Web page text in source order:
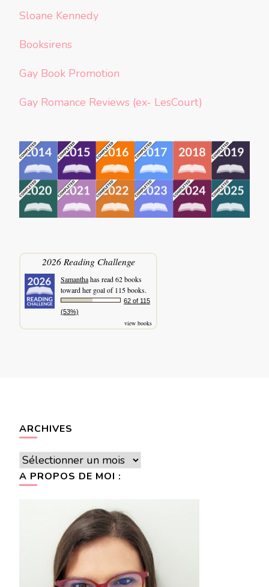
Sloane Kennedy
Booksirens
Gay Book Promotion
Gay Romance Reviews (ex- LesCourt)
2026 Reading Challenge
Samanthahas read 62 books
toward her goal of 115 books.
62 of 115
(53%)
view books
ARCHIVES
Archives
A PROPOS DE MOI :